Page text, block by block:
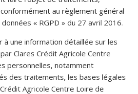
au règlement général
« RGPD » du 27 avril 2016.
à une information détaillée sur les
Clares Crédit Agricole Centre
personnelles, notamment
des traitements, les bases légales
Agricole Centre Loire de